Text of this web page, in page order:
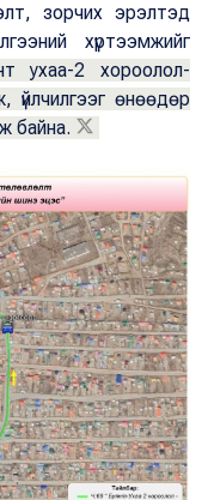
зорчих эрэлтэд
хүртээмжийг
ухаа-2 хороолол-
үйлчилгээг өнөөдөр
байна.